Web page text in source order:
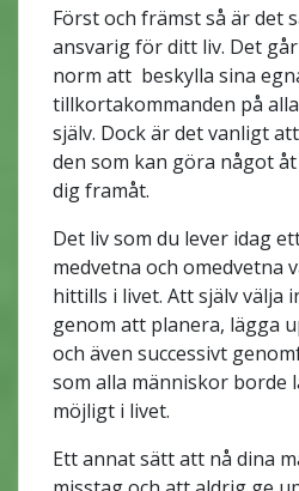
Först och främst så är det
ansvarig för ditt liv. Det
norm att beskylla sina
tillkortakommanden på
själv. Dock är det vanligt
den som kan göra något
dig framåt.
Det liv som du lever idag
medvetna och omedvetna
hittills i livet. Att själv välja
genom att planera, lägga
och även successivt
som alla människor borde
möjligt i livet.
Ett annat sätt att nå dina